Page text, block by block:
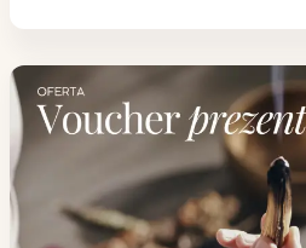
prezentu,
który
ucieszy?